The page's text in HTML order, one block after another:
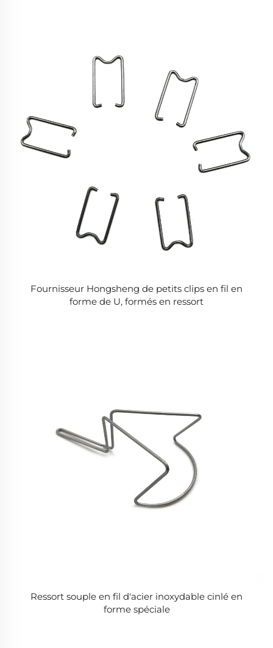
Fournisseur Hongsheng de petits clips en fil en
forme de U, formés en ressort
Ressort souple en fil d'acier inoxydable cinlé en
forme spéciale